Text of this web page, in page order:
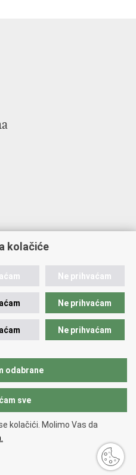
za Republiku Hrvatsku
kolačiće
Ne prihvaćam
Ne prihvaćam
Ne prihvaćam
odabrane
sve
kolačići. Molimo Vas da